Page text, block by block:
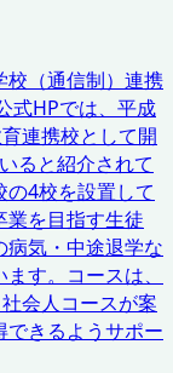
校（通信制）連携
式HPでは、平成
連携校として開
ると紹介されて
4校を設置して
業を目指す生徒
気・中途退学な
す。コースは、
会人コースが案
できるようサポー